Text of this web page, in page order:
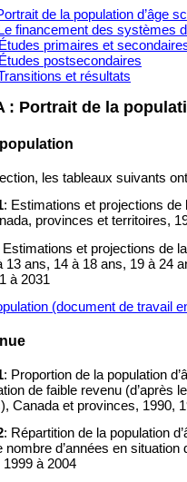
de la population d’âge
financement des systèmes
primaires et
postsecondaires
et résultats
: Portrait de la
les tableaux suivants
: Estimations et projections de
provinces et territoires,
Estimations et projections de
13 ans, 14 à 18 ans, 19 à 24
à 2031
(document de travail
: Proportion de la population
de faible revenu (d’après
Canada et provinces, 1990,
: Répartition de la population
nombre d’années en situation
à 2004